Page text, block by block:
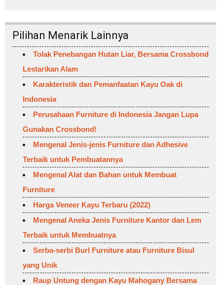
Pilihan Menarik Lainnya
Tolak Penebangan Hutan Liar, Bersama Crossbond
Lestarikan Alam
Karakteristik dan Pemanfaatan Kayu Oak di
Indonesia
Perusahaan Furniture di Indonesia Jangan Lupa
Gunakan Crossbond!
Mengenal Jenis-jenis Furniture dan Adhesive
Terbaik untuk Pembuatannya
Mengenal Alat dan Bahan untuk Membuat
Furniture
Harga Veneer Kayu Terbaru (2022)
Mengenal Aneka Jenis Furniture Kantor dan Lem
Terbaik untuk Membuatnya
Serba-serbi Burl Furniture atau Furniture Bisul
yang Unik
Raup Untung dengan Kayu Mahogany Bersama